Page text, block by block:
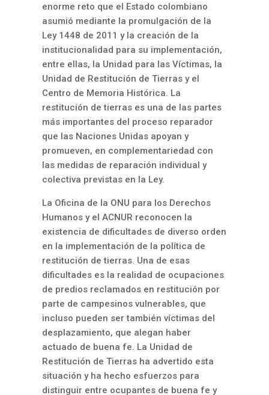
enorme reto que el Estado colombiano
asumió mediante la promulgación de la
Ley 1448 de 2011 y la creación de la
institucionalidad para su implementación,
entre ellas, la Unidad para las Víctimas, la
Unidad de Restitución de Tierras y el
Centro de Memoria Histórica. La
restitución de tierras es una de las partes
más importantes del proceso reparador
que las Naciones Unidas apoyan y
promueven, en complementariedad con
las medidas de reparación individual y
colectiva previstas en la Ley.
La Oficina de la ONU para los Derechos
Humanos y el ACNUR reconocen la
existencia de dificultades de diverso orden
en la implementación de la política de
restitución de tierras. Una de esas
dificultades es la realidad de ocupaciones
de predios reclamados en restitución por
parte de campesinos vulnerables, que
incluso pueden ser también víctimas del
desplazamiento, que alegan haber
actuado de buena fe. La Unidad de
Restitución de Tierras ha advertido esta
situación y ha hecho esfuerzos para
distinguir entre ocupantes de buena fe y